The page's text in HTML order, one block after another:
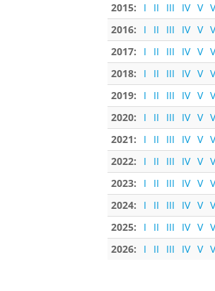
2015:
I II III IV V
2016:
I II III IV V
2017:
I II III IV V
2018:
I II III IV V
2019:
I II III IV V
2020:
I II III IV V
2021:
I II III IV V
2022:
I II III IV V
2023:
I II III IV V
2024:
I II III IV V
2025:
I II III IV V
2026:
I II III IV V